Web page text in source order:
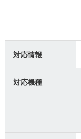
対応情報
対応機種